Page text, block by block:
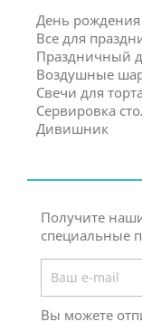
День рождения
Все для
Праздничный
Воздушные
Свечи для
Сервировка
Дивишник
Получите
специальные
Вы можете